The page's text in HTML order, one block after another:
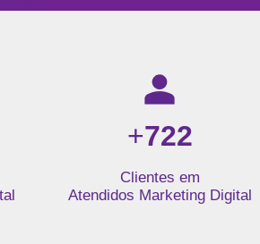
agência de marketing digital: mais
+722
Clientes em
Atendidos Marketing Digital